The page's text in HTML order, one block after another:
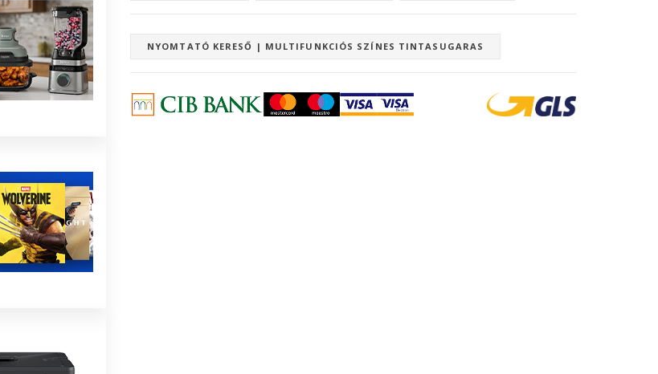
NYOMTATÓ KERESŐ | MULTIFUNKCIÓS SZÍNES TINTASUGARAS